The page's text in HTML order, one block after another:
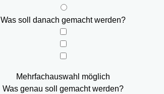
Was soll danach gemacht werden?
Mehrfachauswahl möglich
Was genau soll gemacht werden?